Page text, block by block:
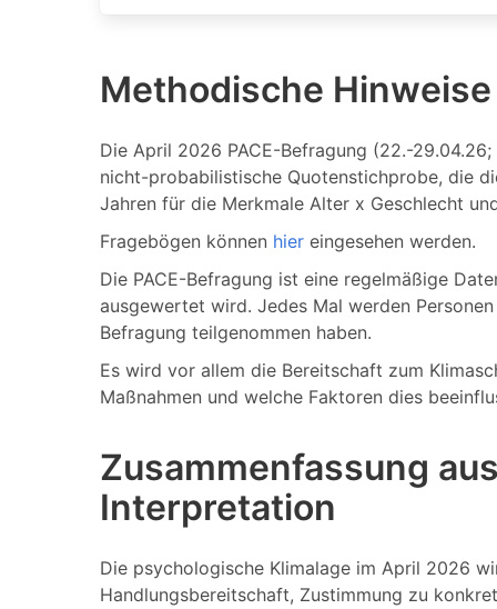
Methodische Hinweise
Die April 2026 PACE-Befragung (22.-
nicht-probabilistische Quotenstichprobe, die
Jahren für die Merkmale Alter x Geschlecht
Fragebögen können hier eingesehen werden.
Die PACE-Befragung ist eine regelmäßige
ausgewertet wird. Jedes Mal werden
Befragung teilgenommen haben.
Es wird vor allem die Bereitschaft zum
Maßnahmen und welche Faktoren dies
Zusammenfassung
Interpretation
Die psychologische Klimalage im April 2026
Handlungsbereitschaft, Zustimmung zu